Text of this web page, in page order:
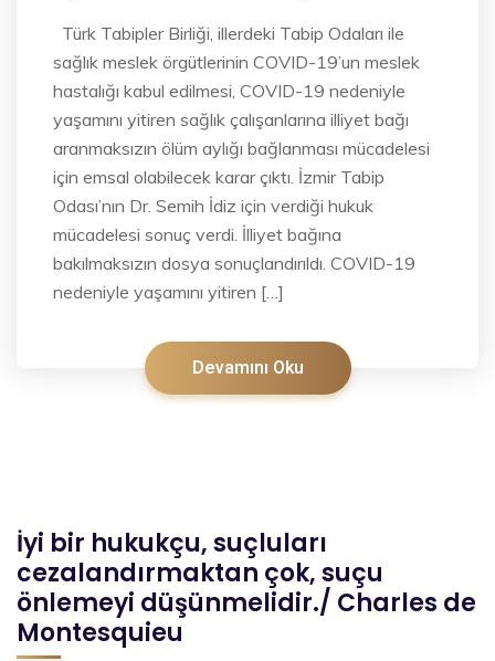
Türk Tabipler Birliği, illerdeki Tabip Odaları ile
sağlık meslek örgütlerinin COVID-19’un meslek
hastalığı kabul edilmesi, COVID-19 nedeniyle
yaşamını yitiren sağlık çalışanlarına illiyet bağı
aranmaksızın ölüm aylığı bağlanması mücadelesi
için emsal olabilecek karar çıktı. İzmir Tabip
Odası’nın Dr. Semih İdiz için verdiği hukuk
mücadelesi sonuç verdi. İlliyet bağına
bakılmaksızın dosya sonuçlandırıldı. COVID-19
nedeniyle yaşamını yitiren […]
Devamını Oku
İyi bir hukukçu, suçluları
cezalandırmaktan çok, suçu
önlemeyi düşünmelidir./ Charles de
Montesquieu